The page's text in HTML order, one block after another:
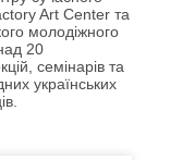
Art Center та
молодіжного
20
семінарів та
українських